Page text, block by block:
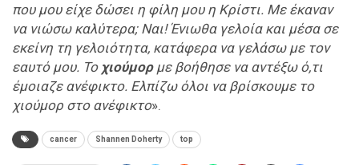
που μου είχε δώσει η φίλη μου η Κρίστι. Με έκαναν
να νιώσω καλύτερα; Ναι! Ένιωθα γελοία και μέσα σε
εκείνη τη γελοιότητα, κατάφερα να γελάσω με τον
εαυτό μου. Το χιούμορμε βοήθησε να αντέξω ό,τι
έμοιαζε ανέφικτο. Ελπίζω όλοι να βρίσκουμε το
χιούμορ στο ανέφικτο».
cancer Shannen Doherty top